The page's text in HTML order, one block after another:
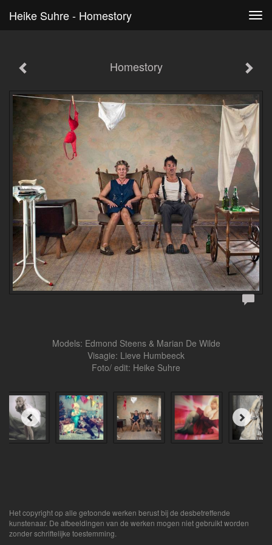
Heike Suhre - Homestory
Homestory
Models: Edmond Steens & Marian De Wilde
Visagie: Lieve Humbeeck
Foto/ edit: Heike Suhre
Het copyright op alle getoonde werken berust bij de desbetreffende
kunstenaar. De afbeeldingen van de werken mogen niet gebruikt worden
zonder schriftelijke toestemming.